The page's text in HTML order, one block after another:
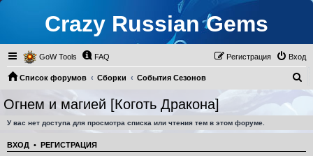
Crazy Russian Gems
GoW Tools FAQ Вход
Регистрация
Список форумов Сборки
События Сезонов
Огнем и магией [Коготь Дракона]
Огнем и магией [Коготь Дракона]
У вас нет доступа для просмотра списка или чтения тем в этом форуме.
ВХОД • РЕГИСТРАЦИЯ